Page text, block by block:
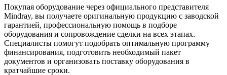
Покупая оборудование через официального представителя
Mindray, вы получаете оригинальную продукцию с заводской
гарантией, профессиональную помощь в подборе
оборудования и сопровождение сделки на всех этапах.
Специалисты помогут подобрать оптимальную программу
финансирования, подготовить необходимый пакет
документов и организовать поставку оборудования в
кратчайшие сроки.